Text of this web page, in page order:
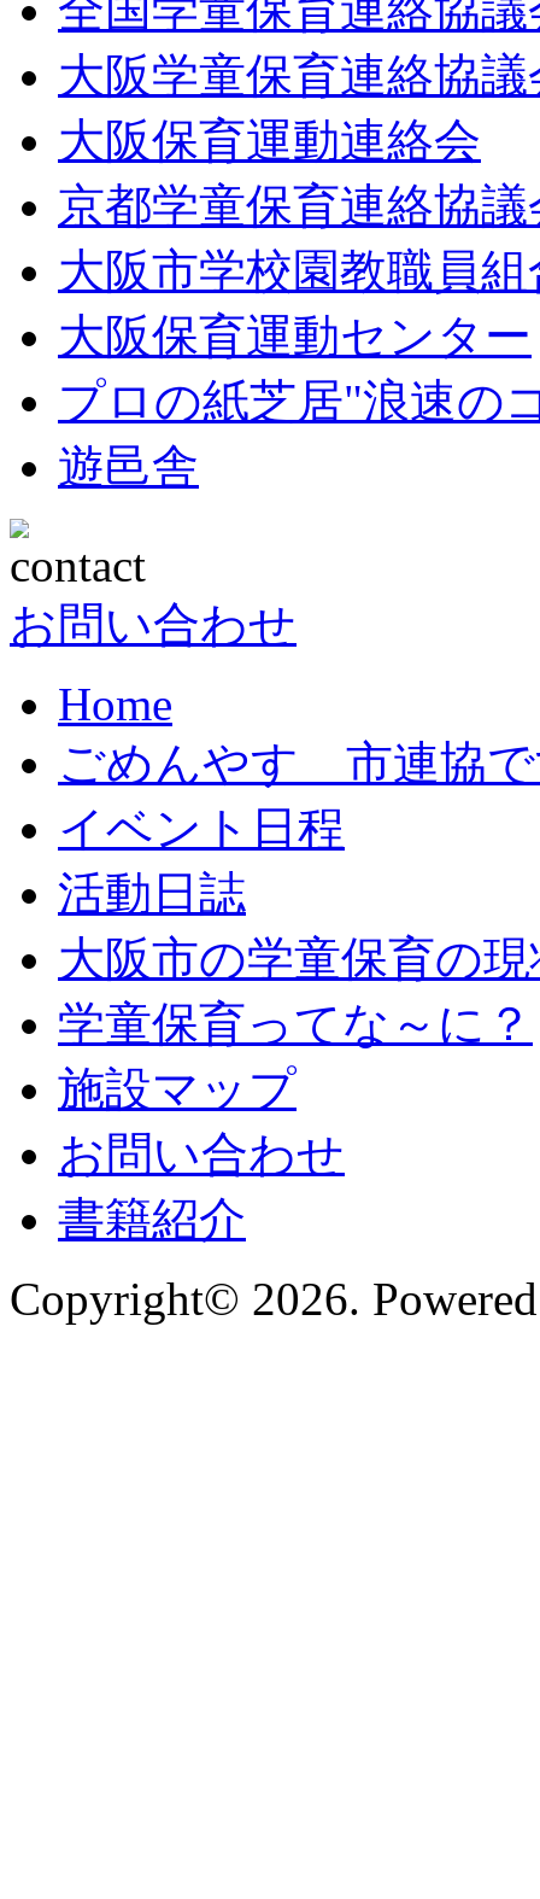
全国学童保育連絡協議
大阪学童保育連絡協議
大阪保育運動連絡会
京都学童保育連絡協議
大阪市学校園教職員組
大阪保育運動センター
プロの紙芝居"浪速の
遊邑舎
お問い合わせ
Home
ごめんやす 市連協
イベント日程
活動日誌
大阪市の学童保育の
学童保育ってな～に？
施設マップ
お問い合わせ
書籍紹介
Copyright© 2026.